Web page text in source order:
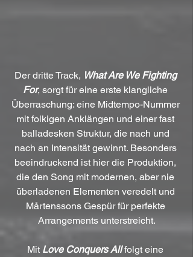
Der dritte Track, What Are We Fighting
For, sorgt für eine erste klangliche
Überraschung: eine Midtempo-Nummer
mit folkigen Anklängen und einer fast
balladesken Struktur, die nach und
nach an Intensität gewinnt. Besonders
beeindruckend ist hier die Produktion,
die den Song mit modernen, aber nie
überladenen Elementen veredelt und
Mårtenssons Gespür für perfekte
Arrangements unterstreicht.
Mit Love Conquers All folgt eine